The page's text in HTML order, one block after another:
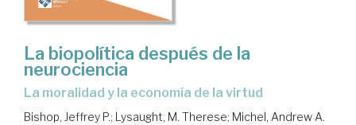
La biopolítica después de la
neurociencia
la moralidad y la economía de la virtud
Bishop, Jeffrey P.; Lysaught, M. Therese; Michel, Andrew A.